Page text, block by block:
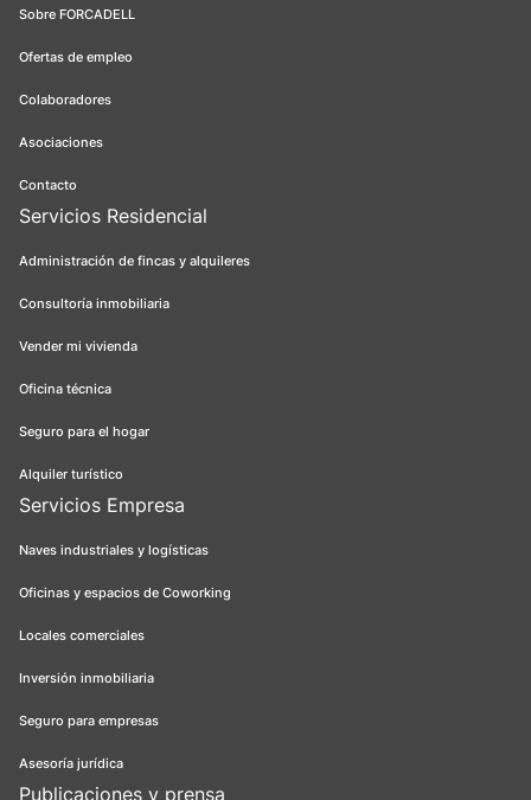
Sobre FORCADELL
Ofertas de empleo
Colaboradores
Asociaciones
Contacto
Servicios Residencial
Administración de fincas y alquileres
Consultoría inmobiliaria
Vender mi vivienda
Oficina técnica
Seguro para el hogar
Alquiler turístico
Servicios Empresa
Naves industriales y logísticas
Oficinas y espacios de Coworking
Locales comerciales
Inversión inmobiliaria
Seguro para empresas
Asesoría jurídica
Publicaciones y prensa